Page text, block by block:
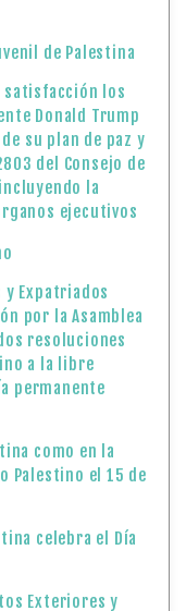
de Palestina
satisfacción los
Donald Trump
su plan de paz y
del Consejo de
la
ejecutivos
Expatriados
por la Asamblea
resoluciones
a la libre
permanente
como en la
Palestino el 15 de
celebra el Día
Exteriores y